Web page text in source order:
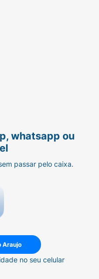
whatsapp ou
passar pelo caixa.
Araujo
no seu celular